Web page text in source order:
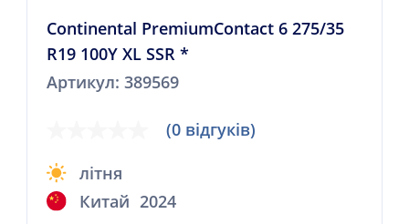
Continental PremiumContact 6 275/35
R19 100Y XL SSR *
Артикул: 389569
(0 відгуків)
літня
Китай 2024